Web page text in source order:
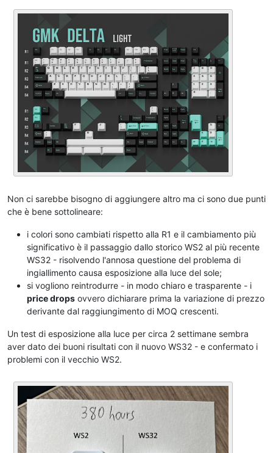
Non ci sarebbe bisogno di aggiungere altro ma ci sono due punti
che è bene sottolineare:
i colori sono cambiati rispetto alla R1 e il cambiamento più
significativo è il passaggio dallo storico WS2 al più recente
WS32 - risolvendo l'annosa questione del problema di
ingiallimento causa esposizione alla luce del sole;
si vogliono reintrodurre - in modo chiaro e trasparente - i
price drops ovvero dichiarare prima la variazione di prezzo
derivante dal raggiungimento di MOQ crescenti.
Un test di esposizione alla luce per circa 2 settimane sembra
aver dato dei buoni risultati con il nuovo WS32 - e confermato i
problemi con il vecchio WS2.